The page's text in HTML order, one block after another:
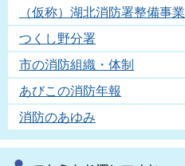
（仮称）湖北消防署整備事業
つくし野分署
市の消防組織・体制
あびこの消防年報
消防のあゆみ